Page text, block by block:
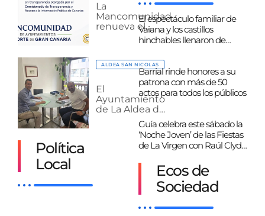
deportivo
municipal
de
La
Mancomunidad
renueva el
sobresaliente
ALDEA SAN NICOLAS
El
Ayuntamiento
de La Aldea de
San Nicolás y el
Cabildo de
Gran Canaria
refuerzan su
para impulsar
Política
Local
El espectáculo familiar de
Vaiana y los castillos
hinchables llenaron de
de La Virgen 2026 en Guía
Barrial rinde honores a su
patrona con más de 50
actos para todos los públicos
Guía celebra este sábado la
‘Noche Joven’ de las Fiestas
de La Virgen con Raúl Clyde
Ecos de
Sociedad